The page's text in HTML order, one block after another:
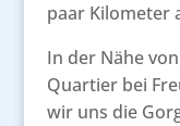
paar Kilometer
In der Nähe
Quartier bei
wir uns die